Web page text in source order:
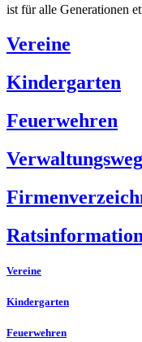
ist für alle Generationen
Vereine
Kindergarten
Feuerwehren
Vereine
Kindergarten
Feuerwehren